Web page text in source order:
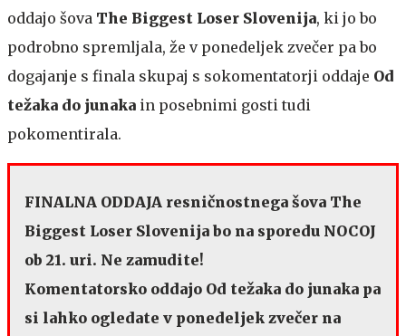
oddajo šova The Biggest Loser Slovenija, ki jo bo
podrobno spremljala, že v ponedeljek zvečer pa bo
dogajanje s finala skupaj s sokomentatorji oddaje Od
težaka do junaka in posebnimi gosti tudi
pokomentirala.
FINALNA ODDAJA resničnostnega šova The
Biggest Loser Slovenija bo na sporedu NOCOJ
ob 21. uri. Ne zamudite!
Komentatorsko oddajo Od težaka do junaka pa
si lahko ogledate v ponedeljek zvečer na